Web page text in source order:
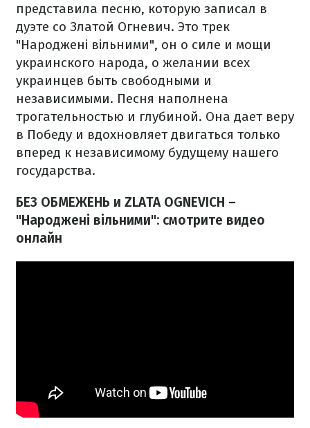
представила песню, которую записал в
дуэте со Златой Огневич. Это трек
"Народжені вільними", он о силе и мощи
украинского народа, о желании всех
украинцев быть свободными и
независимыми. Песня наполнена
трогательностью и глубиной. Она дает веру
в Победу и вдохновляет двигаться только
вперед к независимому будущему нашего
государства.
БЕЗ ОБМЕЖЕНЬ и ZLATA OGNEVICH –
"Народжені вільними": смотрите видео
онлайн